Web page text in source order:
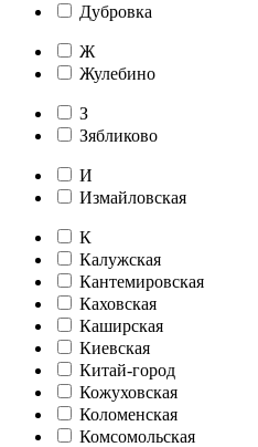
Дубровка
Ж
Жулебино
З
Зябликово
И
Измайловская
К
Калужская
Кантемировская
Каховская
Каширская
Киевская
Китай-город
Кожуховская
Коломенская
Комсомольская